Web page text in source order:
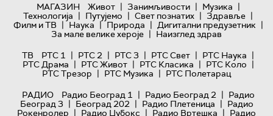
МАГАЗИН
Живот | Занимљивости | Музика |
Технологијa | Путујемо | Свет познатих | Здравље |
Филм и ТВ | Наука | Природа | Дигитални предузетник |
За мале велике хероје | Наизглед здрав
ТВ
РТС 1 | РТС 2 | РТС 3 | РТС Свет | РТС Наука |
РТС Драма | РТС Живот | РТС Класика | РТС Коло |
РТС Трезор | РТС Музика | РТС Полетарац
РАДИО
Радио Београд 1 | Радио Београд 2 | Радио
Београд 3 | Београд 202 | Радио Плетеница | Радио
Рокенролер | Радио Џубокс | Радио Вртешка | Радио